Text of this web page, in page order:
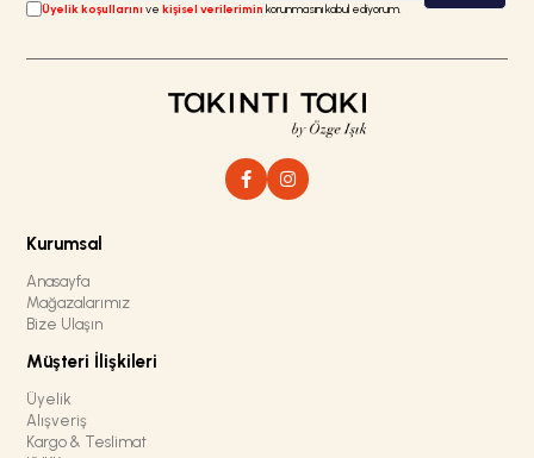
Üyelik koşullarını vekişisel verilerimin korunmasını kabul ediyorum.
Kurumsal
Anasayfa
Mağazalarımız
Bize Ulaşın
Müşteri İlişkileri
Üyelik
Alışveriş
Kargo & Teslimat